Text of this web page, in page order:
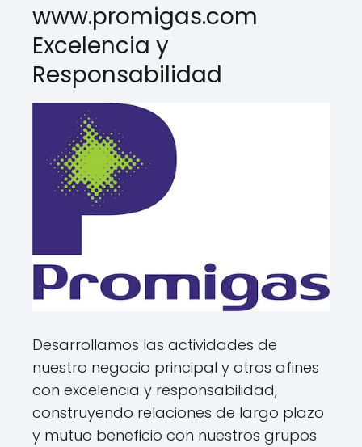
www.promigas.com
Excelencia y
Responsabilidad
Desarrollamos las actividades de
nuestro negocio principal y otros afines
con excelencia y responsabilidad,
construyendo relaciones de largo plazo
y mutuo beneficio con nuestros grupos